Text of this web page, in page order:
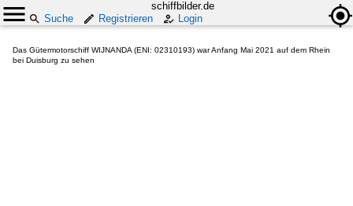
schiffbilder.de
Suche
Registrieren Login
Das Gütermotorschiff WIJNANDA (ENI: 02310193) war Anfang Mai 2021 auf dem Rhein
bei Duisburg zu sehen